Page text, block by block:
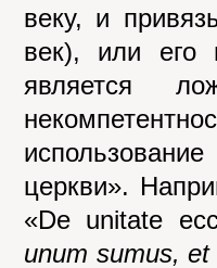
веку, и
век), или его
является
церкви».
«De unitate
unum sumus,